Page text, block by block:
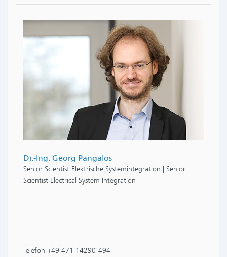
Dr.-Ing. Georg Pangalos
Senior Scientist Elektrische Systemintegration | Senior
Scientist Electrical System Integration
Telefon +49 471 14290-494